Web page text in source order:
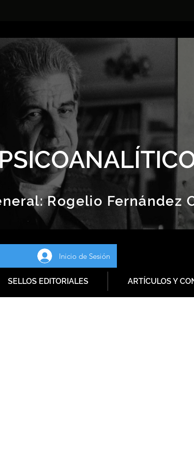
Rogelio Fernández
Inicio de Sesión
SELLOS EDITORIALES ARTÍCULOS Y